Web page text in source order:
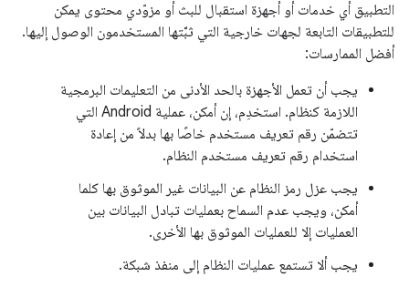
التطبيق أي خدمات أو أجهزة استقبال للبث أو مزوّدي محتوى يمكن
للتطبيقات التابعة لجهات خارجية التي ثبَّتها المستخدمون الوصول إليها.
أفضل الممارسات:
يجب أن تعمل الأجهزة بالحد الأدنى من التعليمات البرمجية
اللازمة كنظام. استخدِم، إن أمكن، عملية Android التي
تتضمّن رقم تعريف مستخدم خاصًا بها بدلاً من إعادة
استخدام رقم تعريف مستخدم النظام.
يجب عزل رمز النظام عن البيانات غير الموثوق بها كلما
أمكن، ويجب عدم السماح بعمليات تبادل البيانات بين
العمليات إلا للعمليات الموثوق بها الأخرى.
يجب ألا تستمع عمليات النظام إلى منفذ شبكة.